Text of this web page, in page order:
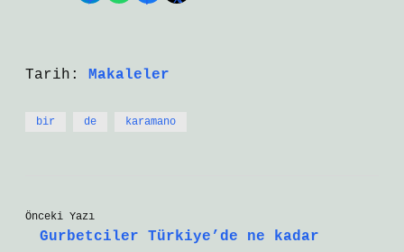
Tarih: Makaleler
bir de karamano
Önceki Yazı
Gurbetciler Türkiye’de ne kadar